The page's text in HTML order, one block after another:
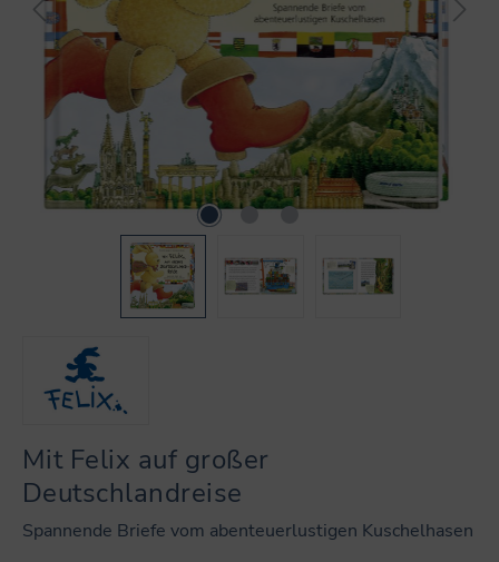
Mit Felix auf großer
Deutschlandreise
Spannende Briefe vom abenteuerlustigen Kuschelhasen